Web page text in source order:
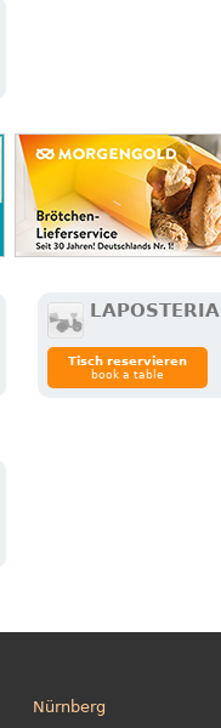
LAPOSTERIA
Tisch reservieren
book a table
Nürnberg